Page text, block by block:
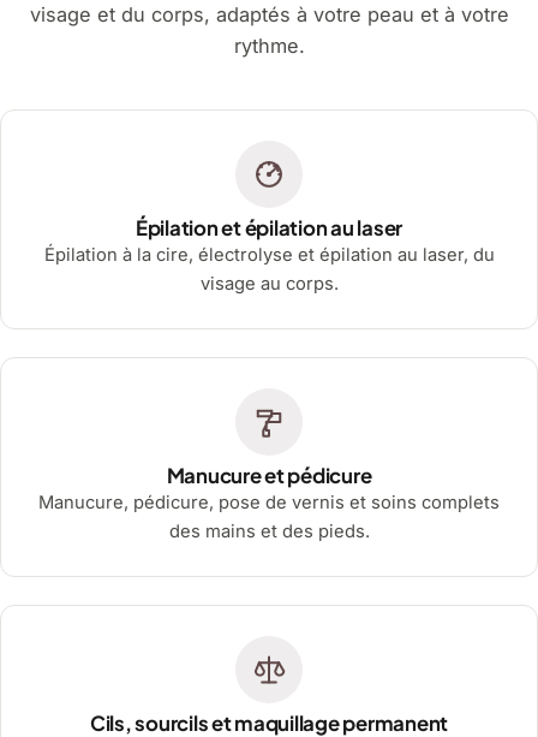
visage et du corps, adaptés à votre peau et à votre
rythme.
Épilation et épilation au laser
Épilation à la cire, électrolyse et épilation au laser, du
visage au corps.
Manucure et pédicure
Manucure, pédicure, pose de vernis et soins complets
des mains et des pieds.
Cils, sourcils et maquillage permanent